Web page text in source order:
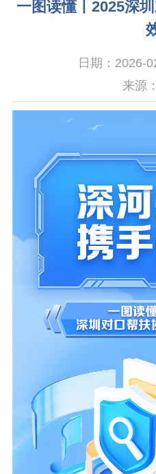
一图读懂丨2025深
日期：2026-
来源